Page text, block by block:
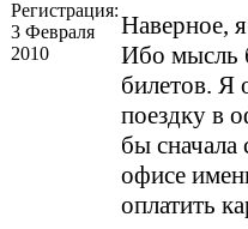
Регистрация:
3 Февраля
2010
Наверное,
Ибо мысль
билетов. Я
поездку в
бы сначала
офисе
оплатить